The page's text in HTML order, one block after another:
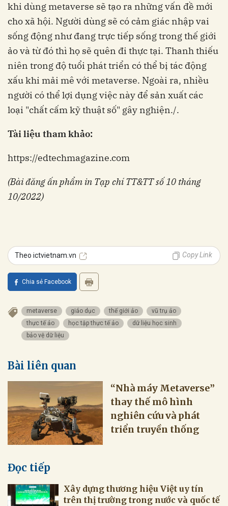
khi dùng metaverse sẽ tạo ra những vấn đề mới
cho xã hội. Người dùng sẽ có cảm giác nhập vai
sống động như đang trực tiếp sống trong thế giới
ảo và từ đó thì họ sẽ quên đi thực tại. Thanh thiếu
niên trong độ tuổi phát triển có thể bị tác động
xấu khi mải mê với metaverse. Ngoài ra, nhiều
người có thể lợi dụng việc này để sản xuất các
loại "chất cấm kỹ thuật số" gây nghiện./.
Tài liệu tham khảo:
https://edtechmagazine.com
(Bài đăng ấn phẩm in Tạp chí TT&TT số 10 tháng
10/2022)
Theo ictvietnam.vn Copy Link
Chia sẻ Facebook
metaverse giáo dục thế giới ảo
vũ trụ ảo
thực tế ảo
học tập thực tế ảo
dữ liệu học sinh
bảo vệ dữ liệu
Bài liên quan
“Nhà máy Metaverse”
thay thế mô hình
nghiên cứu và phát
triển truyền thống
Đọc tiếp
Xây dựng thương hiệu Việt uy tín
trên thị trường trong nước và quốc tế